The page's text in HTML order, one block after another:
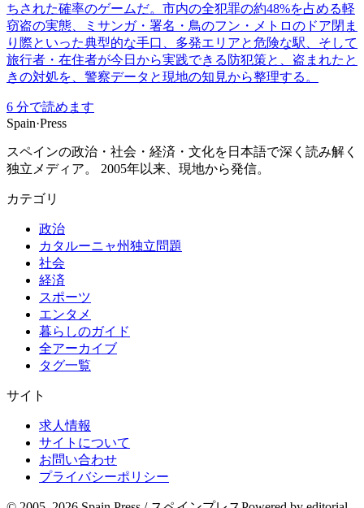
ちされた確率のゲームだ。市内の全犯罪の約48%を占める軽
窃盗の実態、ミサンガ・署名・鳥のフン・メトロのドア閉ま
り際といった典型的な手口、多発エリアと危険な駅、そして
旅行者・在住者が今日から実践できる防犯策と、盗まれたと
きの対処を、警察データと現地の知見から整理する。
6 分で読めます
Spain·Press
スペインの政治・社会・経済・文化を日本語で深く読み解く
独立メディア。 2005年以来、現地から発信。
カテゴリ
政治
カタルーニャ州独立問題
社会
経済
スポーツ
エンタメ
暮らしのガイド
全アーカイブ
タグ一覧
サイト
求人情報
サイトについて
お問い合わせ
プライバシーポリシー